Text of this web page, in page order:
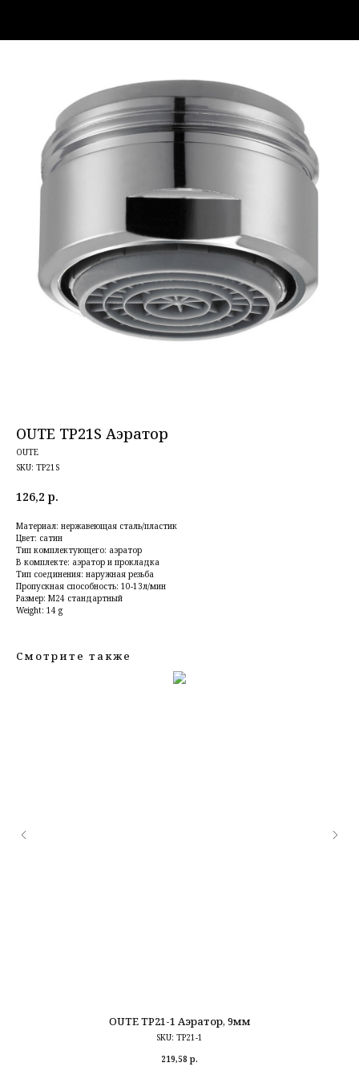
OUTE TP21S Аэратор
OUTE
SKU: TP21S
126,2 р.
Материал: нержавеющая сталь/пластик
Цвет: сатин
Тип комплектующего: аэратор
В комплекте: аэратор и прокладка
Тип соединения: наружная резьба
Пропускная способность: 10-13л/мин
Размер: М24 стандартный
Weight: 14 g
Смотрите также
OUTE TP21-1 Аэратор, 9мм
SKU: TP21-1
219,58 р.